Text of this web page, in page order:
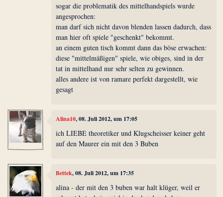
sogar die problematik des mittelhandspiels wurde
angesprochen:
man darf sich nicht davon blenden lassen dadurch, dass
man hier oft spiele "geschenkt" bekommt.
an einem guten tisch kommt dann das böse erwachen:
diese "mittelmäßigen" spiele, wie obiges, sind in der
tat in mittelhand nur sehr selten zu gewinnen.
alles andere ist von ramare perfekt dargestellt, wie
gesagt
Alina10, 08. Juli 2012, um 17:05
ich LIEBE theoretiker und Klugscheisser keiner geht
auf den Maurer ein mit den 3 Buben
Bettek, 08. Juli 2012, um 17:35
alina - der mit den 3 buben war halt klüger, weil er